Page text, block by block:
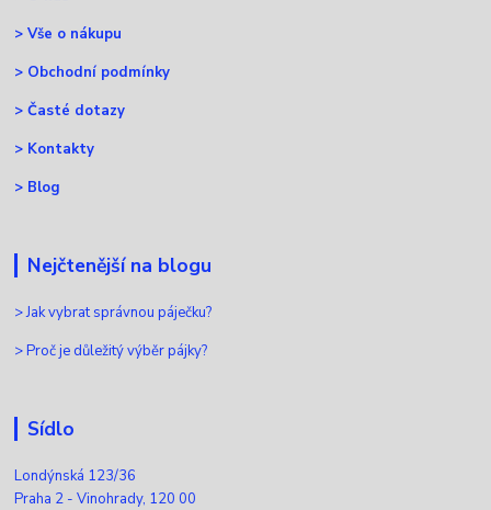
>Vše o nákupu
> Obchodní podmínky
>Časté dotazy
> Kontakty
> Blog
Nejčtenější na blogu
>Jak vybrat správnou páječku?
>Proč je důležitý výběr pájky?
Sídlo
Londýnská 123/36
Praha 2 - Vinohrady, 120 00